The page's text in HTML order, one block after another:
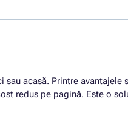
acasă. Printre avantajele
redus pe pagină. Este o